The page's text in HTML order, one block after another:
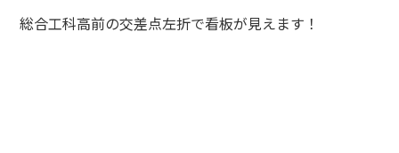
総合工科高前の交差点左折で看板が見えます！